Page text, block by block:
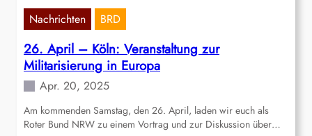
Nachrichten BRD
26. April – Köln: Veranstaltung zur
Militarisierung in Europa
Apr. 20, 2025
Am kommenden Samstag, den 26. April, laden wir euch als
Roter Bund NRW zu einem Vortrag und zur Diskussion über…